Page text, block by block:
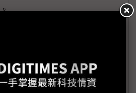
您的來信)